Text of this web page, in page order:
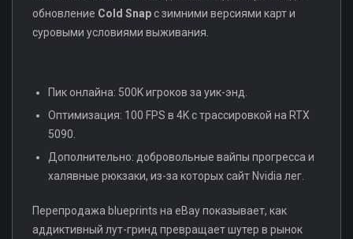
обновление Cold Snapс зимними версиями карт и
суровыми условиями выживания.
Пик онлайна: 500K игроков за уик-энд.
Оптимизация: 100 FPS в 4K с трассировкой на RTX
5090.
Дополнительно: добровольные вайпы прогресса и
халявные рюкзаки, из-за которых сайт Nvidia лег.
Перепродажа blueprints на eBay показывает, как
аддиктивный лут-гринд превращает шутер в рынок